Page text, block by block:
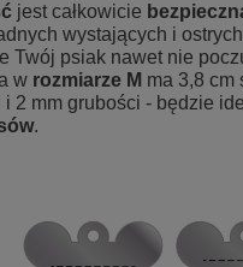
jest całkowicie
wystających i
Twój psiak nawet nie
w rozmiarze M ma 3,8 cm
i 2 mm grubości - będzie
.